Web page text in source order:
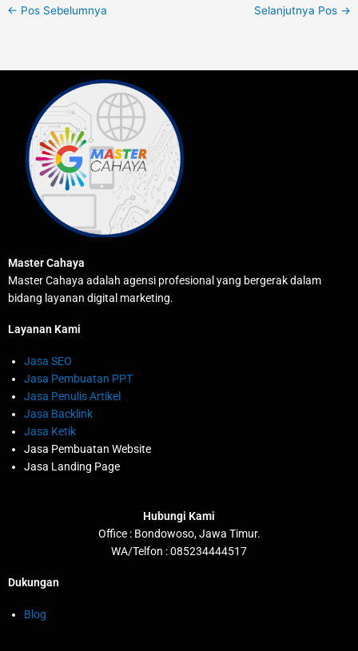
← Pos Sebelumnya Selanjutnya Pos →
Master Cahaya
Master Cahaya adalah agensi profesional yang bergerak dalam
bidang layanan digital marketing.
Layanan Kami
Jasa SEO
Jasa Pembuatan PPT
Jasa Penulis Artikel
Jasa Backlink
Jasa Ketik
Jasa Pembuatan Website
Jasa Landing Page
Hubungi Kami
Office : Bondowoso, Jawa Timur.
WA/Telfon : 085234444517
Dukungan
Blog